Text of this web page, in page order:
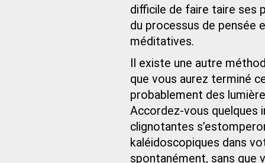
difficile de faire taire ses
du processus de pensée
méditatives.
Il existe une autre
que vous aurez terminé
probablement des
Accordez-vous quelques
clignotantes
kaléidoscopiques dans
spontanément, sans que